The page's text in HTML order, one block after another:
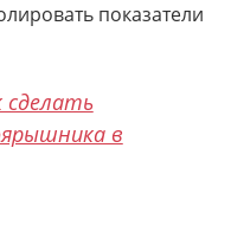
показатели
сделать
в